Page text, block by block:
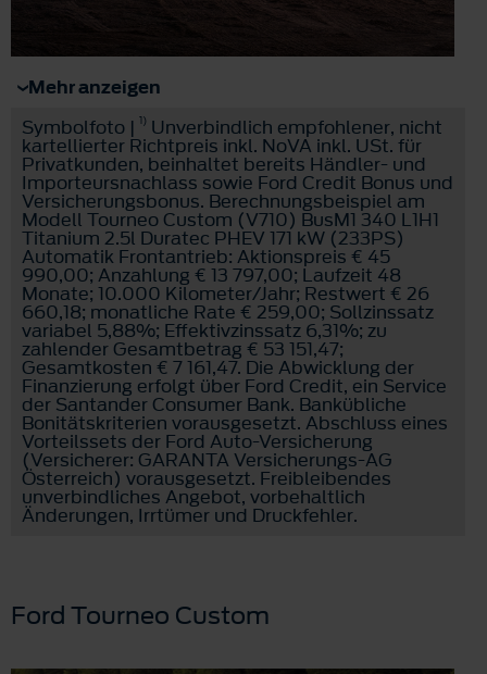
Mehr anzeigen
Symbolfoto | 1) Unverbindlich empfohlener, nicht
kartellierter Richtpreis inkl. NoVA inkl. USt. für
Privatkunden, beinhaltet bereits Händler- und
Importeursnachlass sowie Ford Credit Bonus und
Versicherungsbonus. Berechnungsbeispiel am
Modell Tourneo Custom (V710) BusM1 340 L1H1
Titanium 2.5l Duratec PHEV 171 kW (233PS)
Automatik Frontantrieb: Aktionspreis € 45
990,00; Anzahlung € 13 797,00; Laufzeit 48
Monate; 10.000 Kilometer/Jahr; Restwert € 26
660,18; monatliche Rate € 259,00; Sollzinssatz
variabel 5,88%; Effektivzinssatz 6,31%; zu
zahlender Gesamtbetrag € 53 151,47;
Gesamtkosten € 7 161,47. Die Abwicklung der
Finanzierung erfolgt über Ford Credit, ein Service
der Santander Consumer Bank. Bankübliche
Bonitätskriterien vorausgesetzt. Abschluss eines
Vorteilssets der Ford Auto-Versicherung
(Versicherer: GARANTA Versicherungs-AG
Österreich) vorausgesetzt. Freibleibendes
unverbindliches Angebot, vorbehaltlich
Änderungen, Irrtümer und Druckfehler.
Ford Tourneo Custom